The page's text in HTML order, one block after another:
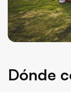
Dónde